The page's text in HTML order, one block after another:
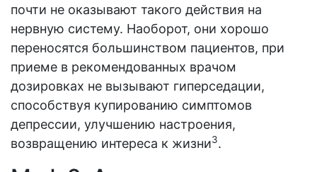
почти не оказывают такого действия на
нервную систему. Наоборот, они хорошо
переносятся большинством пациентов, при
приеме в рекомендованных врачом
дозировках не вызывают гиперседации,
способствуя купированию симптомов
депрессии, улучшению настроения,
возвращению интереса к жизни3.